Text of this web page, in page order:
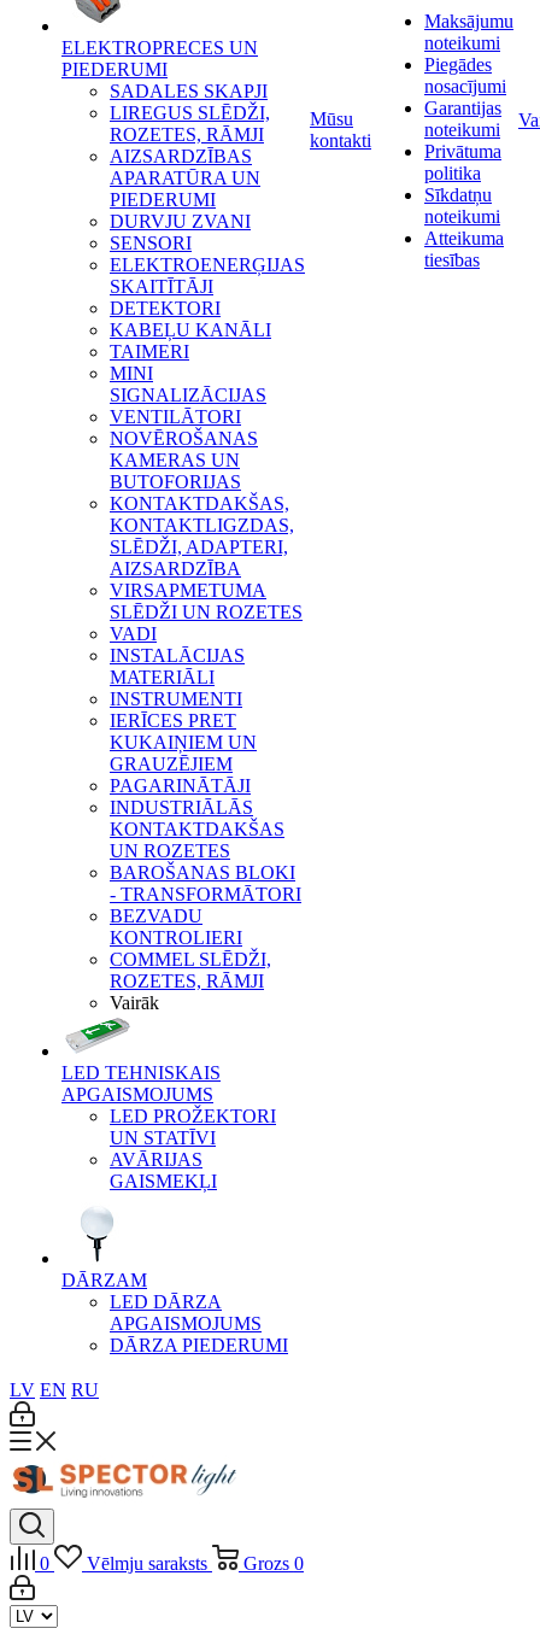
ELEKTROPRECES UN
PIEDERUMI
SADALES SKAPJI
LIREGUS SLĒDŽI,
ROZETES, RĀMJI
AIZSARDZĪBAS
APARATŪRA UN
PIEDERUMI
DURVJU ZVANI
SENSORI
ELEKTROENERĢIJAS
SKAITĪTĀJI
DETEKTORI
KABEĻU KANĀLI
TAIMERI
MINI
SIGNALIZĀCIJAS
VENTILĀTORI
NOVĒROŠANAS
KAMERAS UN
BUTOFORIJAS
KONTAKTDAKŠAS,
KONTAKTLIGZDAS,
SLĒDŽI, ADAPTERI,
AIZSARDZĪBA
VIRSAPMETUMA
SLĒDŽI UN ROZETES
VADI
INSTALĀCIJAS
MATERIĀLI
INSTRUMENTI
IERĪCES PRET
KUKAIŅIEM UN
GRAUZĒJIEM
PAGARINĀTĀJI
INDUSTRIĀLĀS
KONTAKTDAKŠAS
UN ROZETES
BAROŠANAS BLOKI
- TRANSFORMĀTORI
BEZVADU
KONTROLIERI
COMMEL SLĒDŽI,
ROZETES, RĀMJI
Vairāk
LED TEHNISKAIS
APGAISMOJUMS
LED PROŽEKTORI
UN STATĪVI
AVĀRIJAS
GAISMEKĻI
DĀRZAM
LED DĀRZA
APGAISMOJUMS
DĀRZA PIEDERUMI
Mūsu
kontakti
Maksājumu
noteikumi
Piegādes
nosacījumi
Garantijas
noteikumi
Privātuma
politika
Sīkdatņu
noteikumi
Atteikuma
tiesības
LV EN RU
0 Vēlmju saraksts Grozs 0